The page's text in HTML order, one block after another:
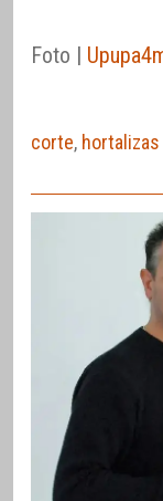
Foto |
corte, hortalizas